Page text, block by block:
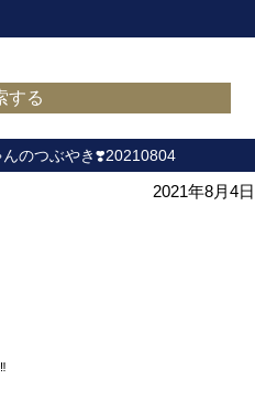
のつぶやき❣️20210804
2021年8月4日